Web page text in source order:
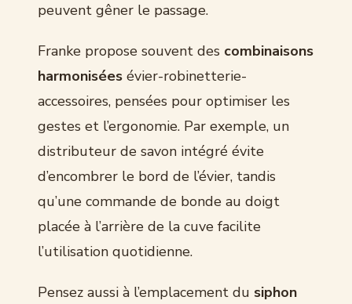
peuvent gêner le passage.
Franke propose souvent des combinaisons
harmonisées évier-robinetterie-
accessoires, pensées pour optimiser les
gestes et l’ergonomie. Par exemple, un
distributeur de savon intégré évite
d’encombrer le bord de l’évier, tandis
qu’une commande de bonde au doigt
placée à l’arrière de la cuve facilite
l’utilisation quotidienne.
Pensez aussi à l’emplacement du siphon